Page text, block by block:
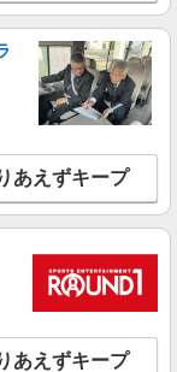
⇒車5分
細を見る
急富岡＊病院でシ
払い/週払いOK/交
を見る
あえずキープ
あえずキープ